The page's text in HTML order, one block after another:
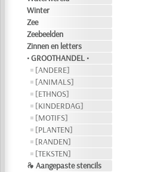
Winter
Zee
Zeebeelden
Zinnen en letters
• GROOTHANDEL •
[ANDERE]
[ANIMALS]
[ETHNOS]
[KINDERDAG]
[MOTIFS]
[PLANTEN]
[RANDEN]
[TEKSTEN]
❧ Aangepaste stencils